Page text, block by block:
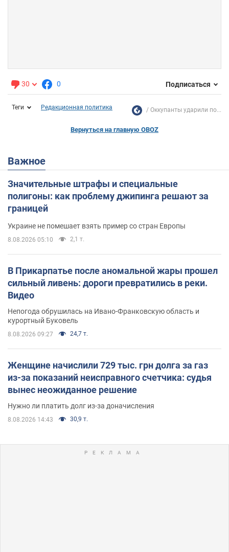
30 0 Подписаться
Теги Редакционная политика Оккупанты ударили по...
Вернуться на главную OBOZ
Важное
Значительные штрафы и специальные
полигоны: как проблему джипинга решают за
границей
Украине не помешает взять пример со стран Европы
8.08.2026 05:10 2,1 т.
В Прикарпатье после аномальной жары прошел
сильный ливень: дороги превратились в реки.
Видео
Непогода обрушилась на Ивано-Франковскую область и
курортный Буковель
8.08.2026 09:27 24,7 т.
Женщине начислили 729 тыс. грн долга за газ
из-за показаний неисправного счетчика: судья
вынес неожиданное решение
Нужно ли платить долг из-за доначисления
8.08.2026 14:43 30,9 т.